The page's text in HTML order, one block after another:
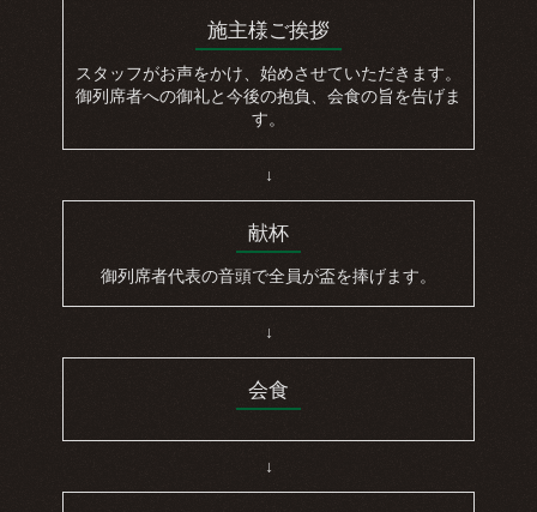
施主様ご挨拶
スタッフがお声をかけ、始めさせていただきます。
御列席者への御礼と今後の抱負、会食の旨を告げま
す。
↓
献杯
御列席者代表の音頭で全員が盃を捧げます。
↓
会食
↓